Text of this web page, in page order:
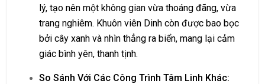
lý, tạo nên một không gian vừa thoáng đãng, vừa
trang nghiêm. Khuôn viên Dinh còn được bao bọc
bởi cây xanh và nhìn thẳng ra biển, mang lại cảm
giác bình yên, thanh tịnh.
So Sánh Với Các Công Trình Tâm Linh Khác: